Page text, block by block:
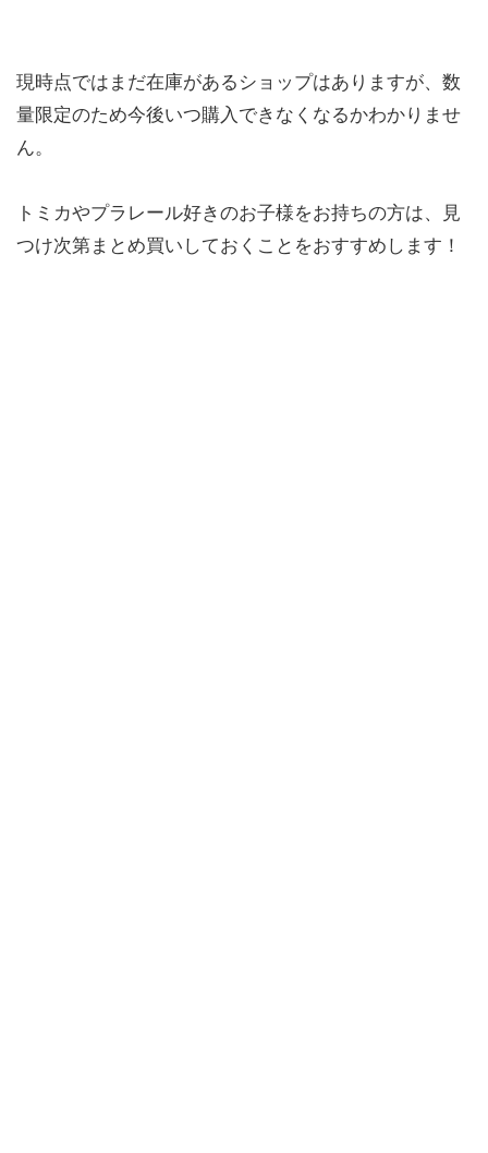
現時点ではまだ在庫があるショップはありますが、数
量限定のため今後いつ購入できなくなるかわかりませ
ん。
トミカやプラレール好きのお子様をお持ちの方は、見
つけ次第まとめ買いしておくことをおすすめします！